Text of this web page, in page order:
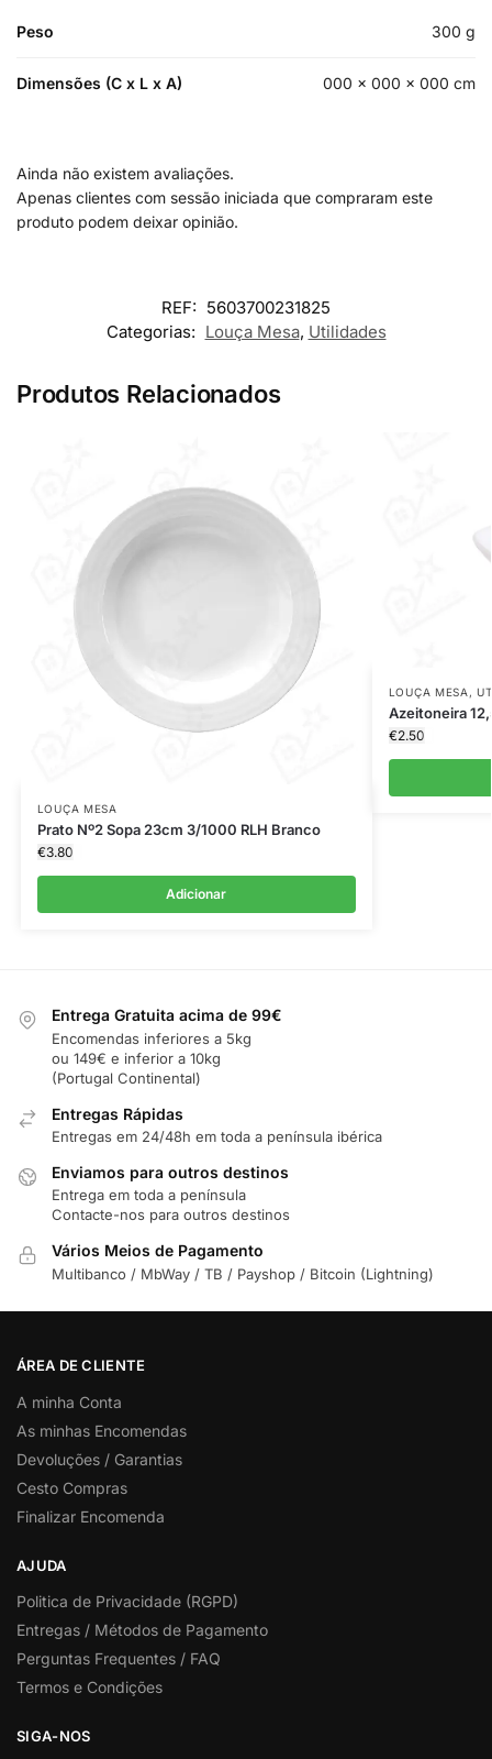
Peso 300 g
Dimensões (C x L x A) 000 × 000 × 000 cm
Ainda não existem avaliações.
Apenas clientes com sessão iniciada que compraram este
produto podem deixar opinião.
REF: 5603700231825
Categorias: Louça Mesa, Utilidades
Produtos Relacionados
LOUÇA MESA
Prato Nº2 Sopa 23cm 3/1000 RLH Branco
€3.80
Adicionar
LOUÇA MESA ,
Azeitoneira
€2.50
Entrega Gratuita acima de 99€
Encomendas inferiores a 5kg
ou 149€ e inferior a 10kg
(Portugal Continental)
Entregas Rápidas
Entregas em 24/48h em toda a península ibérica
Enviamos para outros destinos
Entrega em toda a península
Contacte-nos para outros destinos
Vários Meios de Pagamento
Multibanco / MbWay / TB / Payshop / Bitcoin (Lightning)
ÁREA DE CLIENTE
A minha Conta
As minhas Encomendas
Devoluções / Garantias
Cesto Compras
Finalizar Encomenda
AJUDA
Politica de Privacidade (RGPD)
Entregas / Métodos de Pagamento
Perguntas Frequentes / FAQ
Termos e Condições
SIGA-NOS